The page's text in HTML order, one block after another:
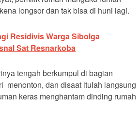
longsor dan tak bisa di huni lagi.
Residivis Warga Sibolga
Sat Resnarkoba
tengah berkumpul di bagian
menonton, dan disaat itulah langsung
keras menghantam dinding rumah